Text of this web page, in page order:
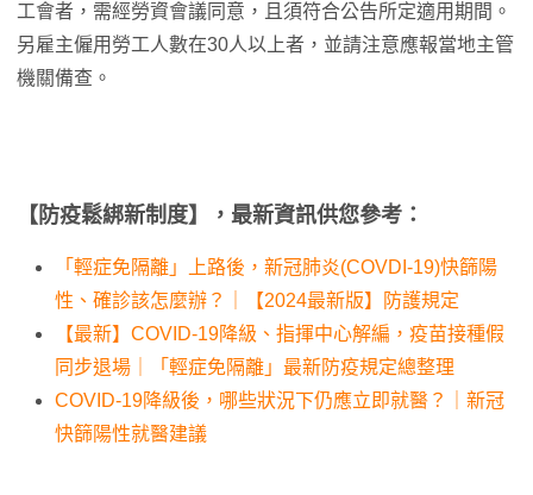
工會者，需經勞資會議同意，且須符合公告所定適用期間。
另雇主僱用勞工人數在30人以上者，並請注意應報當地主管
機關備查。
【防疫鬆綁新制度】，最新資訊供您參考：
「輕症免隔離」上路後，新冠肺炎(COVDI-19)快篩陽
性、確診該怎麼辦？｜【2024最新版】防護規定
【最新】COVID-19降級、指揮中心解編，疫苗接種假
同步退場｜「輕症免隔離」最新防疫規定總整理
COVID-19降級後，哪些狀況下仍應立即就醫？｜新冠
快篩陽性就醫建議